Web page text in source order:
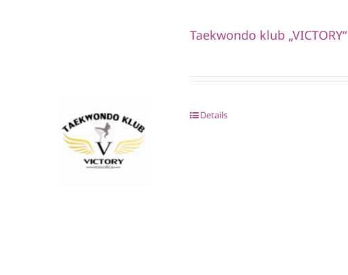
Taekwondo klub „VICTORY“
Details